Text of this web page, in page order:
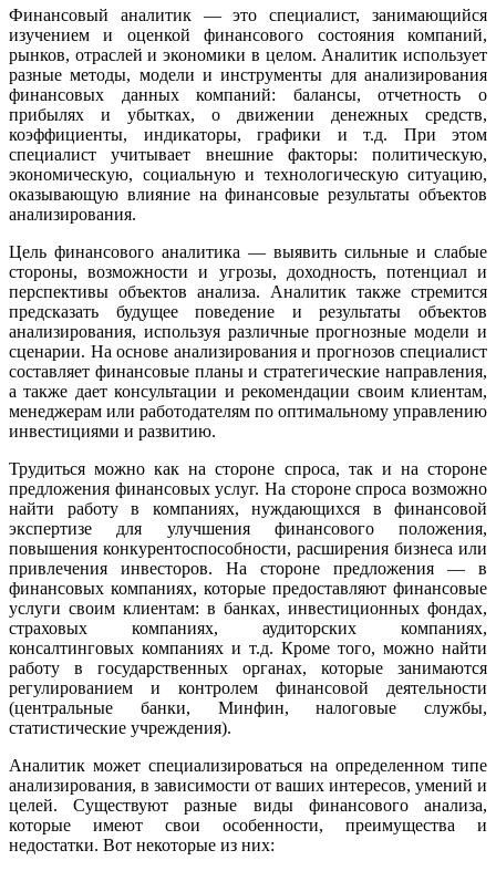
Финансовый аналитик — это специалист, занимающийся
изучением и оценкой финансового состояния компаний,
рынков, отраслей и экономики в целом. Аналитик использует
разные методы, модели и инструменты для анализирования
финансовых данных компаний: балансы, отчетность о
прибылях и убытках, о движении денежных средств,
коэффициенты, индикаторы, графики и т.д. При этом
специалист учитывает внешние факторы: политическую,
экономическую, социальную и технологическую ситуацию,
оказывающую влияние на финансовые результаты объектов
анализирования.
Цель финансового аналитика — выявить сильные и слабые
стороны, возможности и угрозы, доходность, потенциал и
перспективы объектов анализа. Аналитик также стремится
предсказать будущее поведение и результаты объектов
анализирования, используя различные прогнозные модели и
сценарии. На основе анализирования и прогнозов специалист
составляет финансовые планы и стратегические направления,
а также дает консультации и рекомендации своим клиентам,
менеджерам или работодателям по оптимальному управлению
инвестициями и развитию.
Трудиться можно как на стороне спроса, так и на стороне
предложения финансовых услуг. На стороне спроса возможно
найти работу в компаниях, нуждающихся в финансовой
экспертизе для улучшения финансового положения,
повышения конкурентоспособности, расширения бизнеса или
привлечения инвесторов. На стороне предложения — в
финансовых компаниях, которые предоставляют финансовые
услуги своим клиентам: в банках, инвестиционных фондах,
страховых компаниях, аудиторских компаниях,
консалтинговых компаниях и т.д. Кроме того, можно найти
работу в государственных органах, которые занимаются
регулированием и контролем финансовой деятельности
(центральные банки, Минфин, налоговые службы,
статистические учреждения).
Аналитик может специализироваться на определенном типе
анализирования, в зависимости от ваших интересов, умений и
целей. Существуют разные виды финансового анализа,
которые имеют свои особенности, преимущества и
недостатки. Вот некоторые из них: